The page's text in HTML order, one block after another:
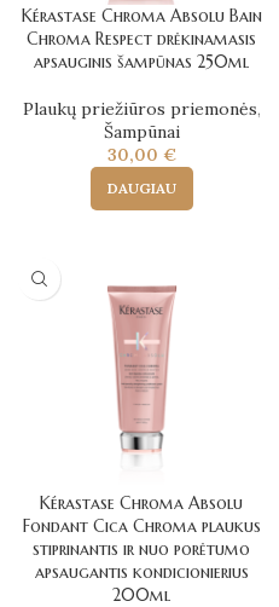
Kérastase Chroma Absolu Bain
Chroma Respect drėkinamasis
apsauginis šampūnas 250ml
Plaukų priežiūros priemonės,
Šampūnai
30,00 €
DAUGIAU
Kérastase Chroma Absolu
Fondant Cica Chroma plaukus
stiprinantis ir nuo porėtumo
apsaugantis kondicionierius
200ml